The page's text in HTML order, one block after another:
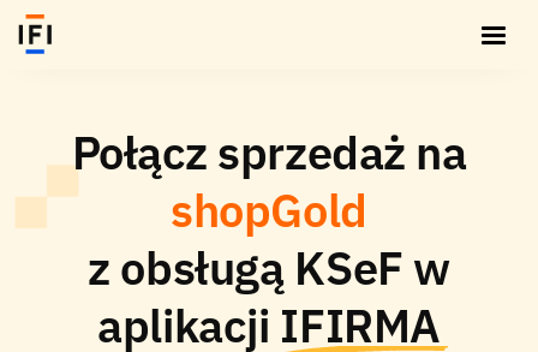
Połącz sprzedaż na
shopGold
z obsługą KSeF w
aplikacji IFIRMA